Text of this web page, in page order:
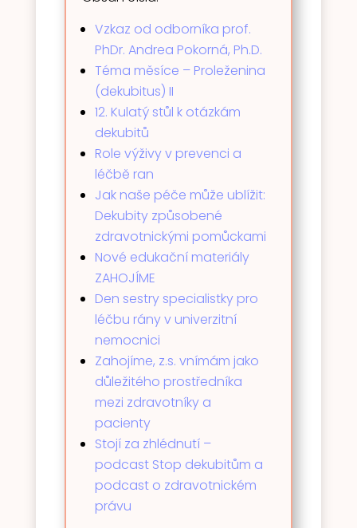
Vzkaz od odborníka prof.
PhDr. Andrea Pokorná, Ph.D.
Téma měsíce – Proleženina
(dekubitus) II
12. Kulatý stůl k otázkám
dekubitů
Role výživy v prevenci a
léčbě ran
Jak naše péče může ublížit:
Dekubity způsobené
zdravotnickými pomůckami
Nové edukační materiály
ZAHOJÍME
Den sestry specialistky pro
léčbu rány v univerzitní
nemocnici
Zahojíme, z.s. vnímám jako
důležitého prostředníka
mezi zdravotníky a
pacienty
Stojí za zhlédnutí –
podcast Stop dekubitům a
podcast o zdravotnickém
právu